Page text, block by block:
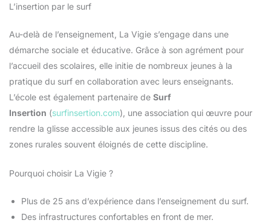
L’insertion par le surf
Au-delà de l’enseignement, La Vigie s’engage dans une
démarche sociale et éducative. Grâce à son agrément pour
l’accueil des scolaires, elle initie de nombreux jeunes à la
pratique du surf en collaboration avec leurs enseignants.
L’école est également partenaire de Surf
Insertion (surfinsertion.com), une association qui œuvre pour
rendre la glisse accessible aux jeunes issus des cités ou des
zones rurales souvent éloignés de cette discipline.
Pourquoi choisir La Vigie ?
Plus de 25 ans d’expérience dans l’enseignement du surf.
Des infrastructures confortables en front de mer.